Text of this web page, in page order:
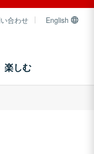
合わせ English
楽しむ